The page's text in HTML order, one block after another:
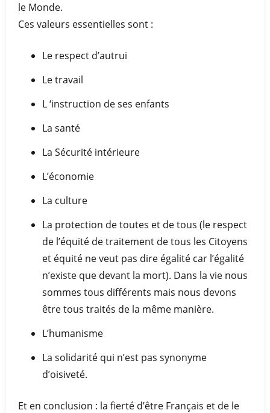
le Monde.
Ces valeurs essentielles sont :
Le respect d’autrui
Le travail
L ‘instruction de ses enfants
La santé
La Sécurité intérieure
L’économie
La culture
La protection de toutes et de tous (le respect
de l’équité de traitement de tous les Citoyens
et équité ne veut pas dire égalité car l’égalité
n’existe que devant la mort). Dans la vie nous
sommes tous différents mais nous devons
être tous traités de la même manière.
L’humanisme
La solidarité qui n’est pas synonyme
d’oisiveté.
Et en conclusion : la fierté d’être Français et de le